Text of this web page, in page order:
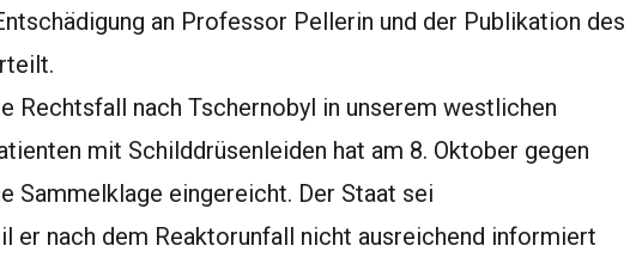
an Professor Pellerin und der Publikation des
Rechtsfall nach Tschernobyl in unserem westlichen
mit Schilddrüsenleiden hat am 8. Oktober gegen
Sammelklage eingereicht. Der Staat sei
er nach dem Reaktorunfall nicht ausreichend informiert